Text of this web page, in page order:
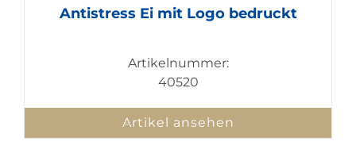
Antistress Ei mit Logo bedruckt
Artikelnummer:
40520
Artikel ansehen